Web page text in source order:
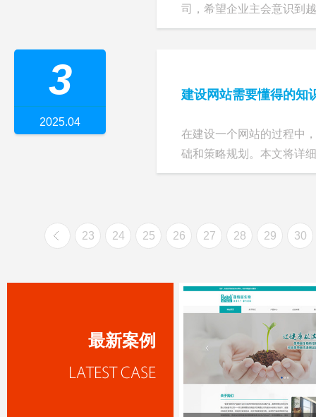
司，希望企业主会意识到
建设网站需要懂得的知
在建设一个网站的过程中
础和策略规划。本文将详
3
2025.04
23 24 25 26 27 28 29 30
最新案例